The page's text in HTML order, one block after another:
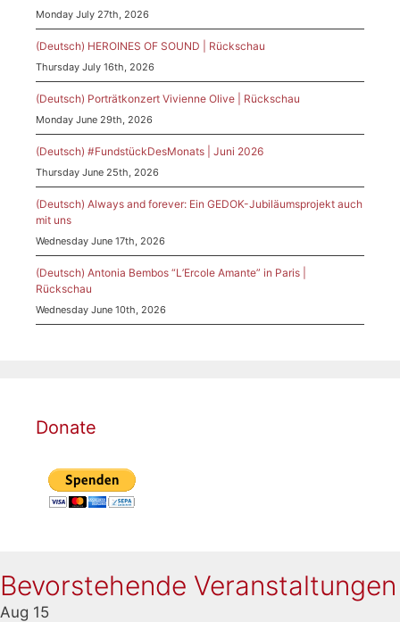
Monday July 27th, 2026
(Deutsch) HEROINES OF SOUND | Rückschau
Thursday July 16th, 2026
(Deutsch) Porträtkonzert Vivienne Olive | Rückschau
Monday June 29th, 2026
(Deutsch) #FundstückDesMonats | Juni 2026
Thursday June 25th, 2026
(Deutsch) Always and forever: Ein GEDOK-Jubiläumsprojekt auch
mit uns
Wednesday June 17th, 2026
(Deutsch) Antonia Bembos “L’Ercole Amante” in Paris |
Rückschau
Wednesday June 10th, 2026
Donate
Bevorstehende Veranstaltungen
Aug 15